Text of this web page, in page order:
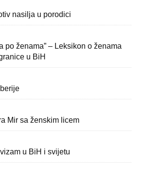
nasilja u porodici
po ženama” – Leksikon o ženama
u BiH
Mir sa ženskim licem
u BiH i svijetu